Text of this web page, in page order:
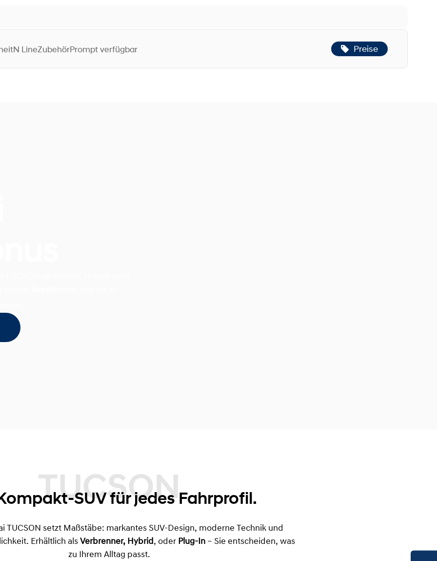
N LineZubehörPrompt verfügbar Preise
SUV für jedes Fahrprofil.
TUCSON setzt Maßstäbe: markantes SUV-Design, moderne Technik und
Erhältlich als Verbrenner, Hybrid, oder Plug-In – Sie entscheiden, was
zu Ihrem Alltag passt.